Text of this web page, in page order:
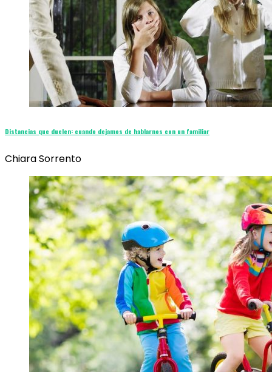
Distancias que duelen: cuando dejamos de hablarnos con un familiar
Chiara Sorrento